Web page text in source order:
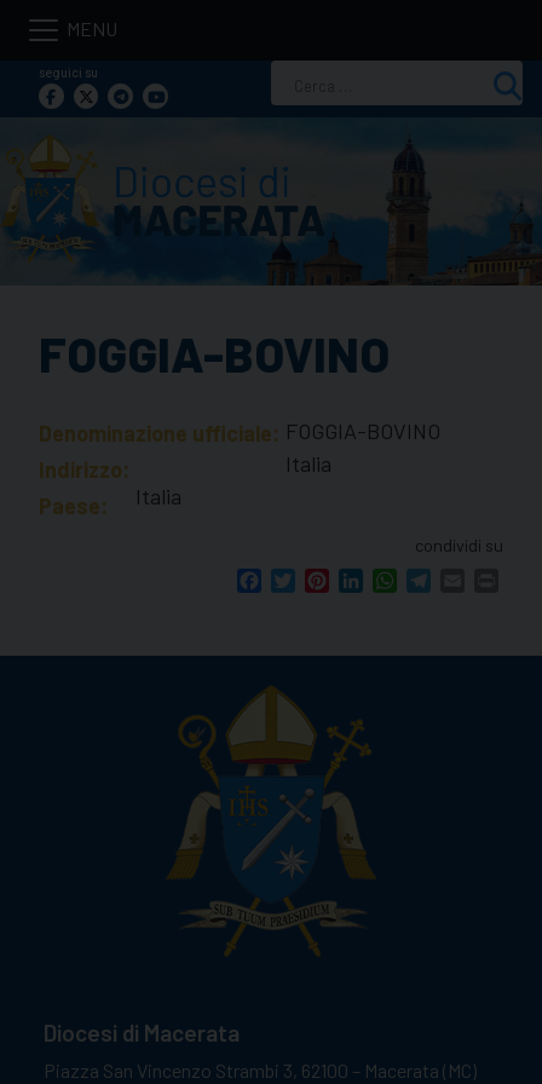
Skip
contentseguici su
per:
FOGGIA-BOVINO
Denominazione ufficiale: FOGGIA-BOVINO
Indirizzo:
Italia
Paese:
Italia
condividi su
FacebookTwitterPinterestLinkedInWhatsApp
Diocesi di Macerata
Piazza San Vincenzo Strambi 3, 62100 – Macerata (MC)